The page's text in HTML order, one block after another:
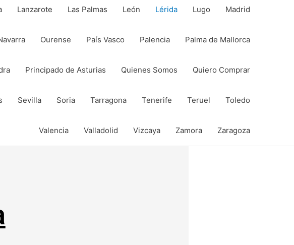
Lanzarote Las Palmas León Lérida Lugo Madrid
Ourense País Vasco Palencia Palma de Mallorca
Principado de Asturias Quienes Somos Quiero Comprar
Sevilla Soria Tarragona Tenerife Teruel Toledo
Valencia Valladolid Vizcaya Zamora Zaragoza